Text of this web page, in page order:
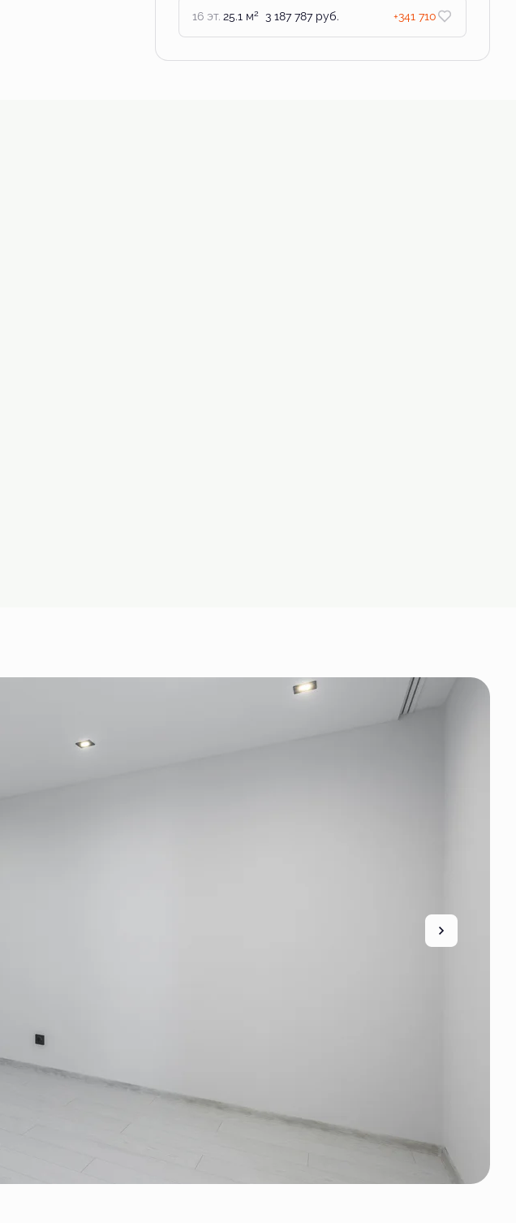
16 эт. 25.1 м2 3 187 787 руб. +341 710